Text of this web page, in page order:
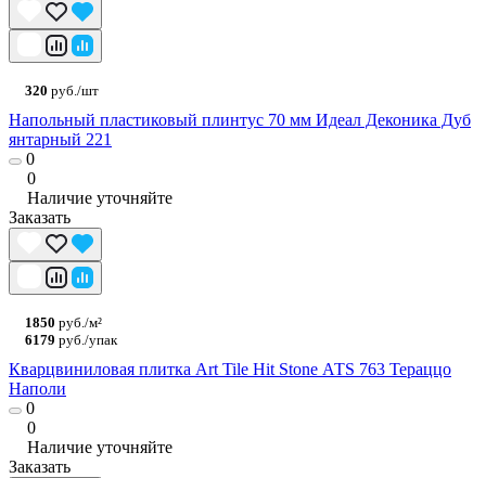
320 руб./шт
Напольный пластиковый плинтус 70 мм Идеал Деконика Дуб
янтарный 221
0
0
Наличие уточняйте
Заказать
1850 руб./м²
6179 руб./упак
Кварцвиниловая плитка Art Tile Hit Stone АТS 763 Тераццо
Наполи
0
0
Наличие уточняйте
Заказать